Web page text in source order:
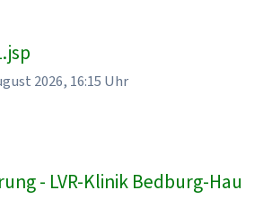
2026, 16:15 Uhr
- LVR-Klinik Bedburg-Hau